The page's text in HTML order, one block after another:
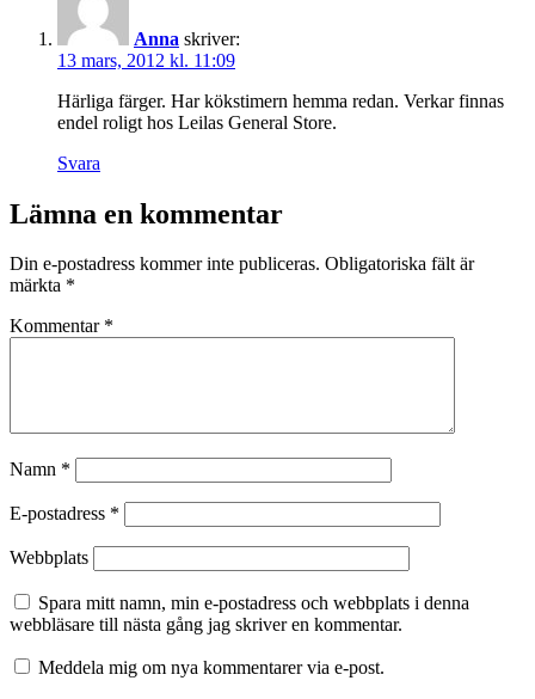
Anna skriver:
13 mars, 2012 kl. 11:09
Härliga färger. Har kökstimern hemma redan. Verkar finnas
endel roligt hos Leilas General Store.
Svara
Lämna en kommentar
Din e-postadress kommer inte publiceras. Obligatoriska fält är
märkta *
Kommentar *
Namn *
E-postadress *
Webbplats
Spara mitt namn, min e-postadress och webbplats i denna
webbläsare till nästa gång jag skriver en kommentar.
Meddela mig om nya kommentarer via e-post.